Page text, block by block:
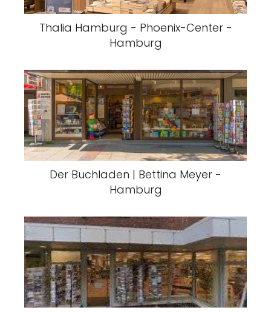
Thalia Hamburg - Phoenix-Center -
Hamburg
Der Buchladen | Bettina Meyer -
Hamburg